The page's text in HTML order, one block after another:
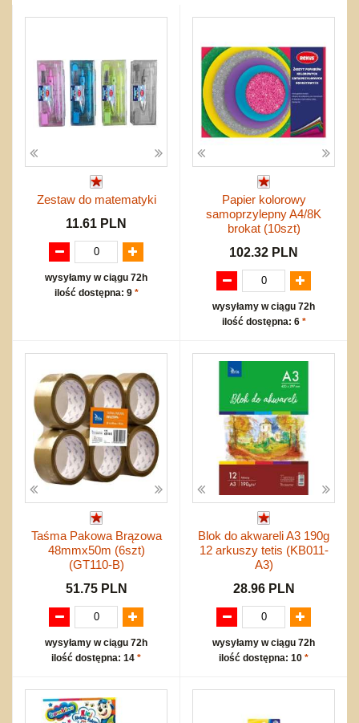
Bajkowe
Inne
Do rozkręcania
Bąki
Pojazdy
Wyprzedaż
Promocje
Zakupy hurtowe
Koszty przesyłki
Regulamin
Kontakt
Mapa produktów
Zestaw do matematyki
11.61 PLN
wysyłamy w ciągu 72h
ilość dostępna: 9 *
Papier kolorowy
samoprzylepny A4/8K
brokat (10szt)
102.32 PLN
wysyłamy w ciągu 72h
ilość dostępna: 6 *
Taśma Pakowa Brązowa
48mmx50m (6szt)
(GT110-B)
51.75 PLN
wysyłamy w ciągu 72h
ilość dostępna: 14 *
Blok do akwareli A3 190g
12 arkuszy tetis (KB011-
A3)
28.96 PLN
wysyłamy w ciągu 72h
ilość dostępna: 10 *